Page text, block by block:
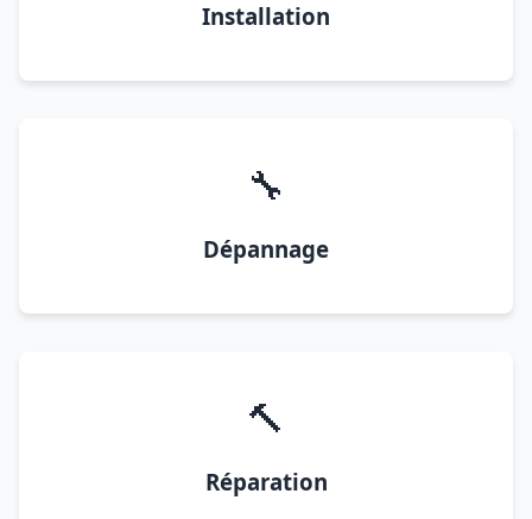
Installation
🔧
Dépannage
🔨
Réparation